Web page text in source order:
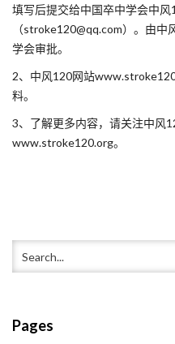
填写后提交给中国卒中学会中
（stroke120@qq.com）。由
学会审批。
2、中风120网站
料。
3、了解更多内容，请关注中风
www.stroke120.org。
Pages